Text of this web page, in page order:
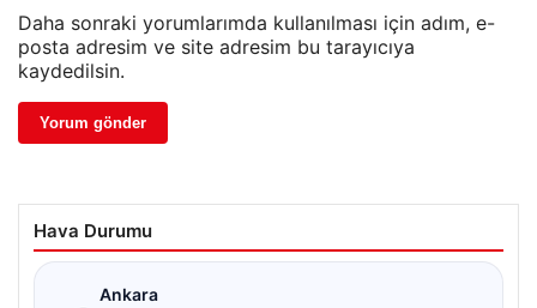
Daha sonraki yorumlarımda kullanılması için adım, e-
posta adresim ve site adresim bu tarayıcıya
kaydedilsin.
Hava Durumu
Ankara